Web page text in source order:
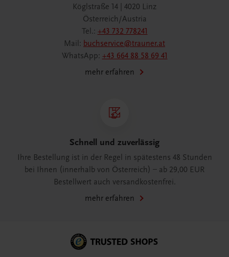
Köglstraße 14 | 4020 Linz
Österreich/Austria
Tel.: +43 732 778241
Mail: buchservice@trauner.at
WhatsApp: +43 664 88 58 69 41
mehr erfahren
Schnell und zuverlässig
Ihre Bestellung ist in der Regel in spätestens 48 Stunden
bei Ihnen (innerhalb von Österreich) – ab 29,00 EUR
Bestellwert auch versandkostenfrei.
mehr erfahren